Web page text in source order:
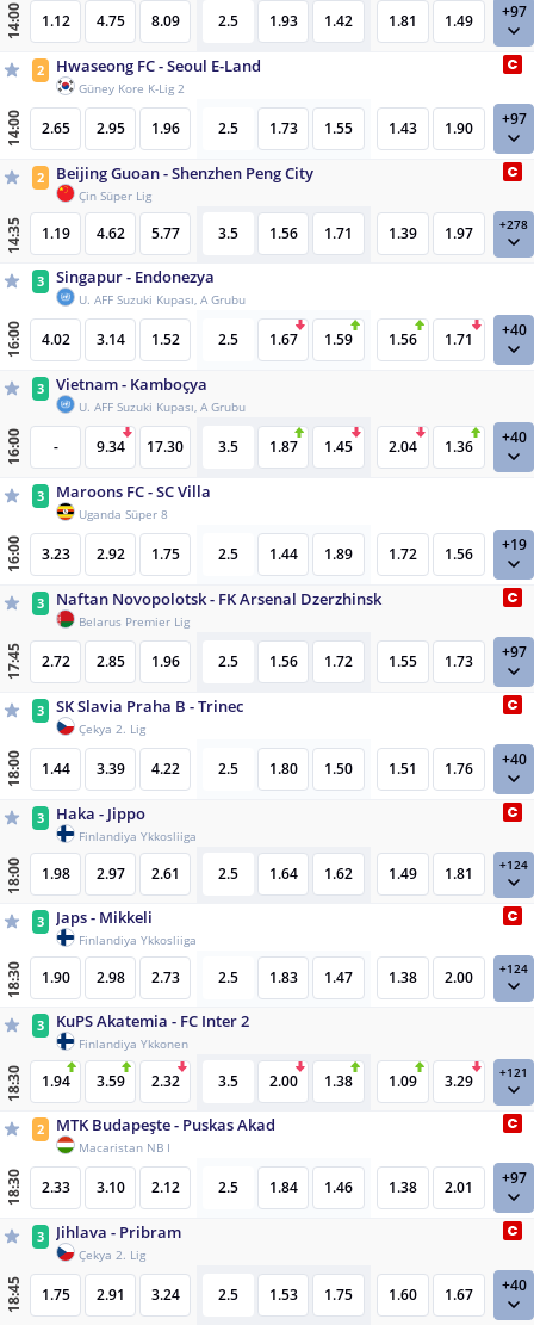
14:00 1.12 4.75 8.09 2.5 1.93 1.42 1.81 1.49 +97
2 Hwaseong FC - Seoul E-Land
Güney Kore K-Lig 2
14:00 2.65 2.95 1.96 2.5 1.73 1.55 1.43 1.90 +97
2 Beijing Guoan - Shenzhen Peng City
Çin Süper Lig
14:35 1.19 4.62 5.77 3.5 1.56 1.71 1.39 1.97 +278
3 Singapur - Endonezya
U. AFF Suzuki Kupası, A Grubu
16:00 4.02 3.14 1.52 2.5 1.67 1.59 1.56 1.71 +40
3 Vietnam - Kamboçya
U. AFF Suzuki Kupası, A Grubu
16:00 - 9.34 17.30 3.5 1.87 1.45 2.04 1.36 +40
3 Maroons FC - SC Villa
Uganda Süper 8
16:00 3.23 2.92 1.75 2.5 1.44 1.89 1.72 1.56 +19
3 Naftan Novopolotsk - FK Arsenal Dzerzhinsk
Belarus Premier Lig
17:45 2.72 2.85 1.96 2.5 1.56 1.72 1.55 1.73 +97
3 SK Slavia Praha B - Trinec
Çekya 2. Lig
18:00 1.44 3.39 4.22 2.5 1.80 1.50 1.51 1.76 +40
3 Haka - Jippo
Finlandiya Ykkosliiga
18:00 1.98 2.97 2.61 2.5 1.64 1.62 1.49 1.81 +124
3 Japs - Mikkeli
Finlandiya Ykkosliiga
18:30 1.90 2.98 2.73 2.5 1.83 1.47 1.38 2.00 +124
3 KuPS Akatemia - FC Inter 2
Finlandiya Ykkonen
18:30 1.94 3.59 2.32 3.5 2.00 1.38 1.09 3.29 +121
2 MTK Budapeşte - Puskas Akad
Macaristan NB I
18:30 2.33 3.10 2.12 2.5 1.84 1.46 1.38 2.01 +97
3 Jihlava - Pribram
Çekya 2. Lig
18:45 1.75 2.91 3.24 2.5 1.53 1.75 1.60 1.67 +40